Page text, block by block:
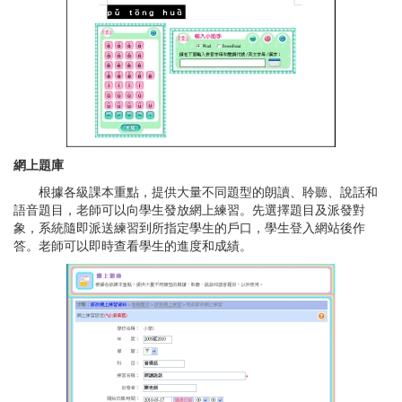
網上題庫
根據各級課本重點，提供大量不同題型的朗讀、聆聽、說話和
語音題目，老師可以向學生發放網上練習。先選擇題目及派發對
象，系統隨即派送練習到所指定學生的戶口，學生登入網站後作
答。老師可以即時查看學生的進度和成績。